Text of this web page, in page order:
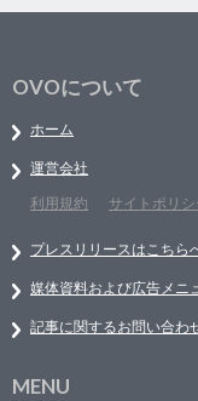
OVOについて
ホーム
運営会社
利用規約
サイトポリシ
プレスリリースはこちら
媒体資料および広告メニ
記事に関するお問い合わ
MENU